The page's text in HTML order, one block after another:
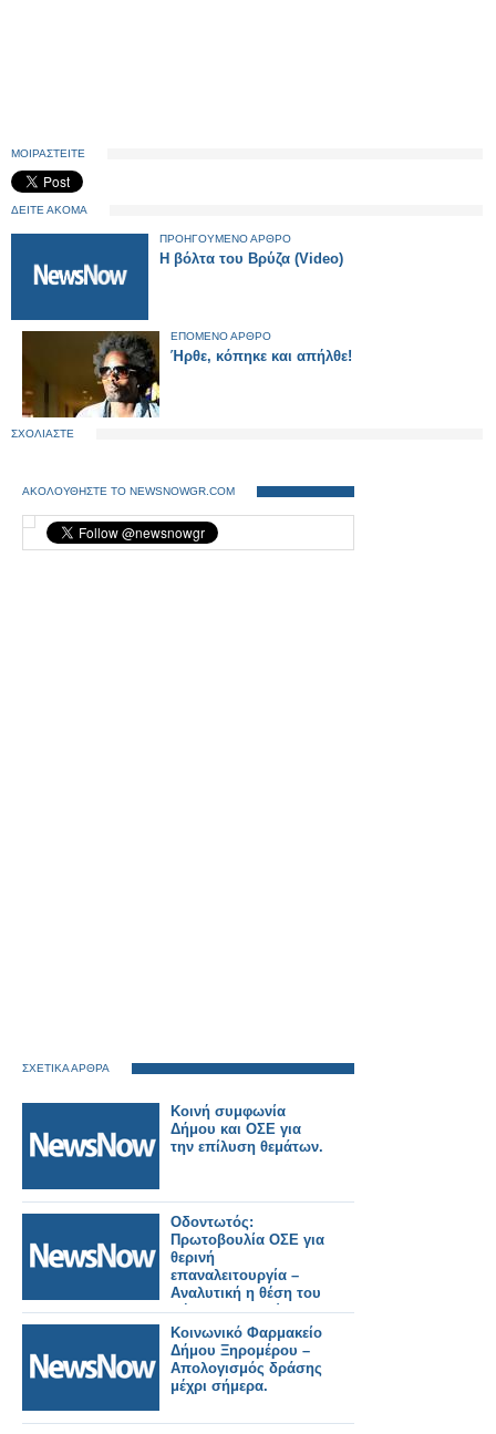
ΜΟΙΡΑΣΤΕΙΤΕ
ΔΕΙΤΕ ΑΚΟΜΑ
ΠΡΟΗΓΟΥΜΕΝΟ ΑΡΘΡΟ
H βόλτα του Βρύζα (Video)
ΕΠΟΜΕΝΟ ΑΡΘΡΟ
Ήρθε, κόπηκε και απήλθε!
ΣΧΟΛΙΑΣΤΕ
ΑΚΟΛΟΥΘΗΣΤΕ ΤΟ NEWSNOWGR.COM
ΣΧΕΤΙΚΑ ΑΡΘΡΑ
Κοινή συμφωνία
Δήμου και ΟΣΕ για
την επίλυση θεμάτων.
Οδοντωτός:
Πρωτοβουλία ΟΣΕ για
θερινή
επαναλειτουργία –
Αναλυτική η θέση του
Δήμου Καλαβρύτων.
Κοινωνικό Φαρμακείο
Δήμου Ξηρομέρου –
Απολογισμός δράσης
μέχρι σήμερα.